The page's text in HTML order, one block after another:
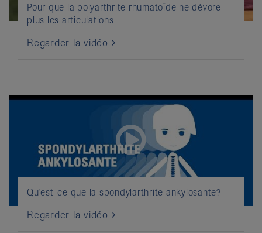
Pour que la polyarthrite rhumatoïde ne dévore
plus les articulations
Regarder la vidéo
Qu'est-ce que la spondylarthrite ankylosante?
Regarder la vidéo